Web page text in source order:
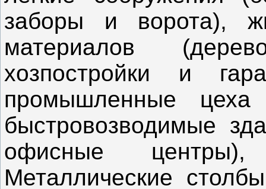
заборы и ворота),
материалов
хозпостройки и
промышленные
быстровозводимые
офисные
Металлические